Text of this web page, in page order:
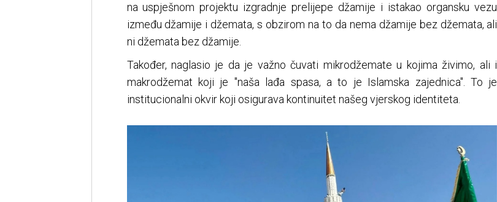
na uspješnom projektu izgradnje prelijepe džamije i istakao organsku vezu
između džamije i džemata, s obzirom na to da nema džamije bez džemata, ali
ni džemata bez džamije.
Također, naglasio je da je važno čuvati mikrodžemate u kojima živimo, ali i
makrodžemat koji je "naša lađa spasa, a to je Islamska zajednica". To je
institucionalni okvir koji osigurava kontinuitet našeg vjerskog identiteta.